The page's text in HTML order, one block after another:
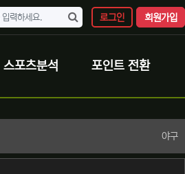
로그인 회원가입
스포츠분석 포인트 전환
야구